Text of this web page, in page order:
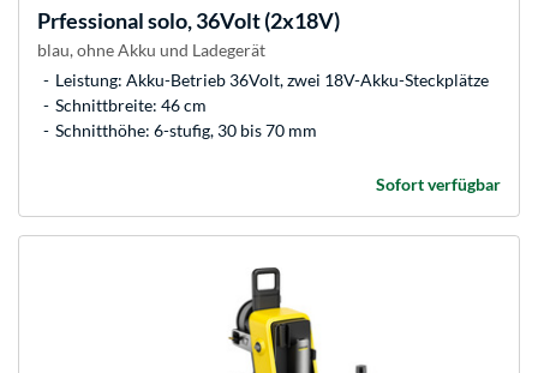
Prfessional solo, 36Volt (2x18V)
blau, ohne Akku und Ladegerät
Leistung: Akku-Betrieb 36Volt, zwei 18V-Akku-Steckplätze
Schnittbreite: 46 cm
Schnitthöhe: 6-stufig, 30 bis 70 mm
Sofort verfügbar